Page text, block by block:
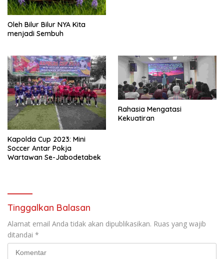
Oleh Bilur Bilur NYA Kita
menjadi Sembuh
Kapolda Cup 2023: Mini
Soccer Antar Pokja
Wartawan Se-Jabodetabek
Rahasia Mengatasi
Kekuatiran
Tinggalkan Balasan
Alamat email Anda tidak akan dipublikasikan. Ruas yang wajib
ditandai *